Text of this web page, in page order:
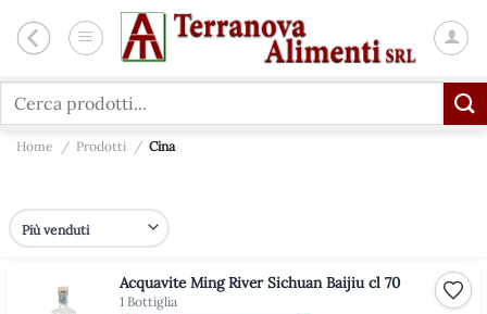
Cerca:
Home / Prodotti / Cina
Acquavite Ming River Sichuan Baijiu cl 70
1 Bottiglia